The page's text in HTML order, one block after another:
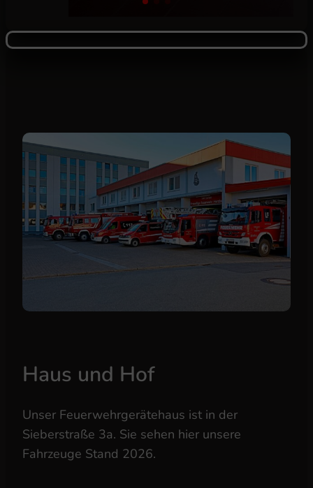
Haus und Hof
Unser Feuerwehrgerätehaus ist in der
Sieberstraße 3a. Sie sehen hier unsere
Fahrzeuge Stand 2026.